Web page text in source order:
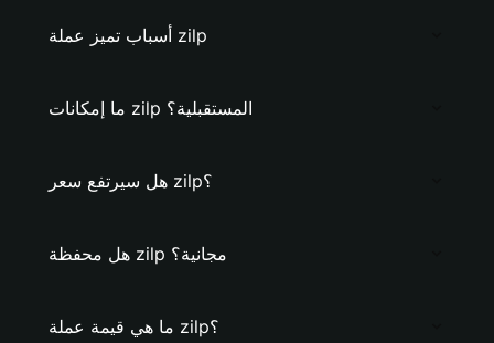
أسباب تميز عملة zilp
ما إمكانات zilp المستقبلية؟
هل سيرتفع سعر zilp؟
هل محفظة zilp مجانية؟
ما هي قيمة عملة zilp؟